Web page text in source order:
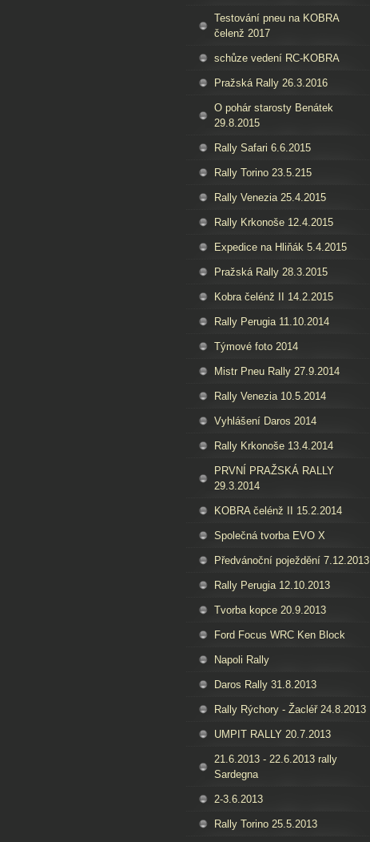
Testování pneu na KOBRA
čelenž 2017
schůze vedení RC-KOBRA
Pražská Rally 26.3.2016
O pohár starosty Benátek
29.8.2015
Rally Safari 6.6.2015
Rally Torino 23.5.215
Rally Venezia 25.4.2015
Rally Krkonoše 12.4.2015
Expedice na Hliňák 5.4.2015
Pražská Rally 28.3.2015
Kobra čelénž II 14.2.2015
Rally Perugia 11.10.2014
Týmové foto 2014
Mistr Pneu Rally 27.9.2014
Rally Venezia 10.5.2014
Vyhlášení Daros 2014
Rally Krkonoše 13.4.2014
PRVNÍ PRAŽSKÁ RALLY
29.3.2014
KOBRA čelénž II 15.2.2014
Společná tvorba EVO X
Předvánoční poježdění 7.12.2013
Rally Perugia 12.10.2013
Tvorba kopce 20.9.2013
Ford Focus WRC Ken Block
Napoli Rally
Daros Rally 31.8.2013
Rally Rýchory - Žacléř 24.8.2013
UMPIT RALLY 20.7.2013
21.6.2013 - 22.6.2013 rally
Sardegna
2-3.6.2013
Rally Torino 25.5.2013